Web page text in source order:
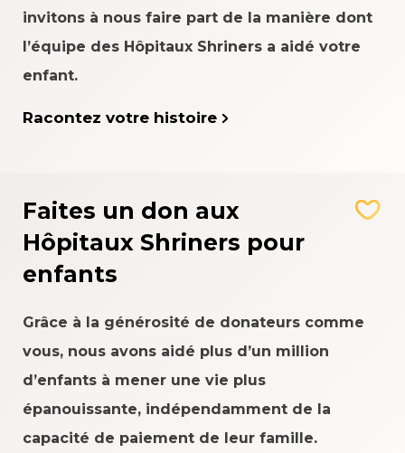
invitons à nous faire part de la manière dont
l’équipe des Hôpitaux Shriners a aidé votre
enfant.
Racontez votre histoire
Faites un don aux
Hôpitaux Shriners pour
enfants
Grâce à la générosité de donateurs comme
vous, nous avons aidé plus d’un million
d’enfants à mener une vie plus
épanouissante, indépendamment de la
capacité de paiement de leur famille.